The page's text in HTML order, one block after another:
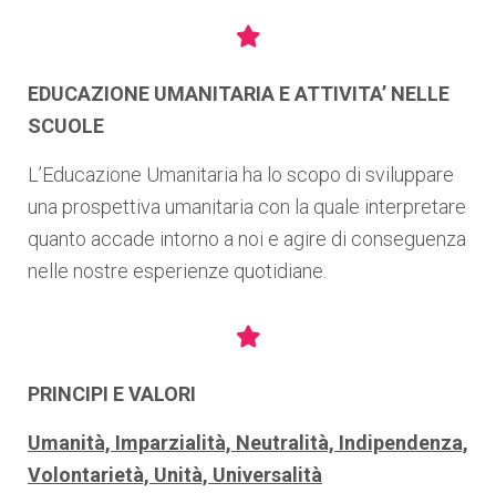
EDUCAZIONE UMANITARIA E ATTIVITA’ NELLE
SCUOLE
L’Educazione Umanitaria ha lo scopo di sviluppare
una prospettiva umanitaria con la quale interpretare
quanto accade intorno a noi e agire di conseguenza
nelle nostre esperienze quotidiane.
PRINCIPI E VALORI
Umanità, Imparzialità, Neutralità, Indipendenza,
Volontarietà, Unità, Universalità